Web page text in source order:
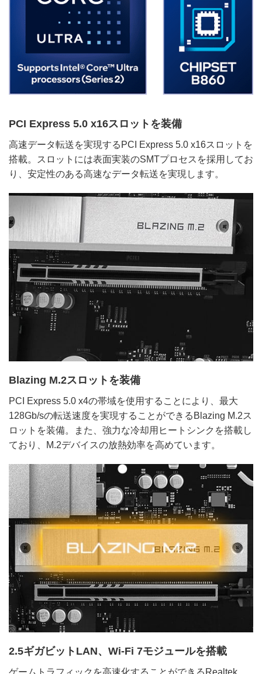
PCI Express 5.0 x16スロットを装備
高速データ転送を実現するPCI Express 5.0 x16スロットを
搭載。スロットには表面実装のSMTプロセスを採用してお
り、安定性のある高速なデータ転送を実現します。
Blazing M.2スロットを装備
PCI Express 5.0 x4の帯域を使用することにより、最大
128Gb/sの転送速度を実現することができるBlazing M.2ス
ロットを装備。また、強力な冷却用ヒートシンクを搭載し
ており、M.2デバイスの放熱効率を高めています。
2.5ギガビットLAN、Wi-Fi 7モジュールを搭載